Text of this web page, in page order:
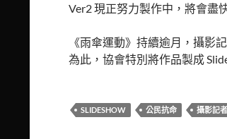
Ver2 現正努力製作中，將會盡
《雨傘運動》持續逾月，攝影
為此，協會特別將作品製成
SLIDESHOW 公民抗命 攝影記者